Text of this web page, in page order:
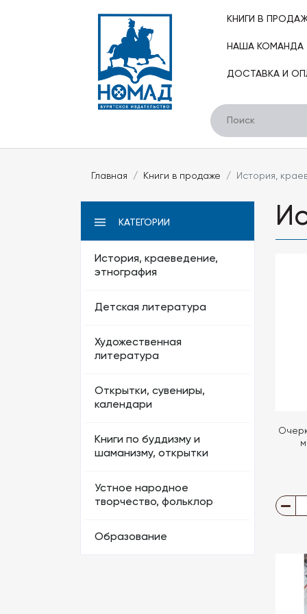
КНИГИ В
НАША КОМАНДА
ДОСТАВКА И
Главная Книги в продаже История,
КАТЕГОРИИ
История, краеведение,
этнография
Детская литература
Художественная
литература
Открытки, сувениры,
календари
Книги по буддизму и
шаманизму, открытки
Устное народное
творчество, фольклор
Образование